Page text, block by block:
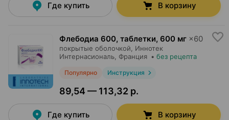
Где купить В корзину
Флебодиа 600, таблетки, 600 мг ×60
покрытые оболочкой,
Иннотек
Интернасиональ , Франция • без рецепта
Популярно Инструкция
89,54 — 113,32 р.
Где купить В корзину